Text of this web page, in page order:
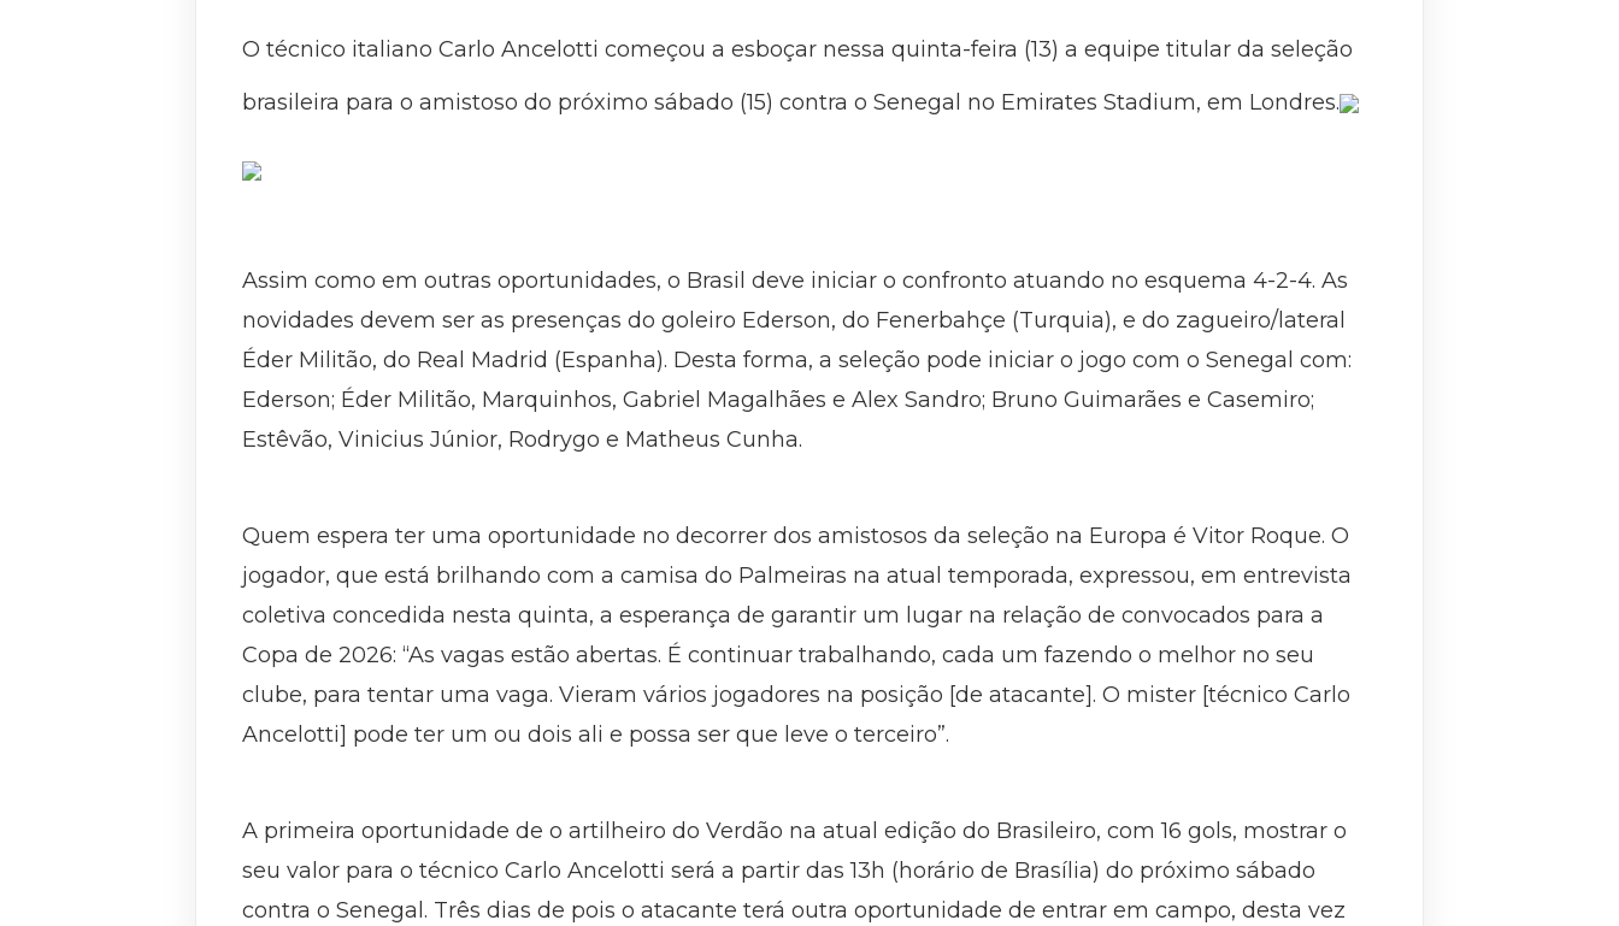
O técnico italiano Carlo Ancelotti começou a esboçar nessa quinta-feira (13) a equipe titular da seleção
brasileira para o amistoso do próximo sábado (15) contra o Senegal no Emirates Stadium, em Londres.
Assim como em outras oportunidades, o Brasil deve iniciar o confronto atuando no esquema 4-2-4. As
novidades devem ser as presenças do goleiro Ederson, do Fenerbahçe (Turquia), e do zagueiro/lateral
Éder Militão, do Real Madrid (Espanha). Desta forma, a seleção pode iniciar o jogo com o Senegal com:
Ederson; Éder Militão, Marquinhos, Gabriel Magalhães e Alex Sandro; Bruno Guimarães e Casemiro;
Estêvão, Vinicius Júnior, Rodrygo e Matheus Cunha.
Quem espera ter uma oportunidade no decorrer dos amistosos da seleção na Europa é Vitor Roque. O
jogador, que está brilhando com a camisa do Palmeiras na atual temporada, expressou, em entrevista
coletiva concedida nesta quinta, a esperança de garantir um lugar na relação de convocados para a
Copa de 2026: “As vagas estão abertas. É continuar trabalhando, cada um fazendo o melhor no seu
clube, para tentar uma vaga. Vieram vários jogadores na posição [de atacante]. O mister [técnico Carlo
Ancelotti] pode ter um ou dois ali e possa ser que leve o terceiro”.
A primeira oportunidade de o artilheiro do Verdão na atual edição do Brasileiro, com 16 gols, mostrar o
seu valor para o técnico Carlo Ancelotti será a partir das 13h (horário de Brasília) do próximo sábado
contra o Senegal. Três dias de pois o atacante terá outra oportunidade de entrar em campo, desta vez